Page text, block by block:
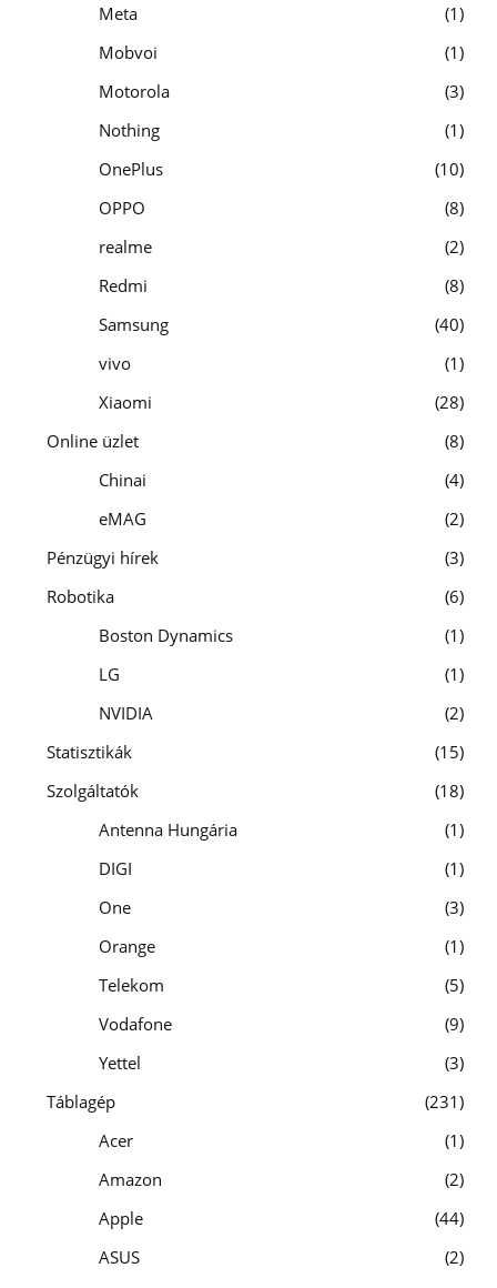
Meta
1
Mobvoi
1
Motorola
3
Nothing
1
OnePlus
10
OPPO
8
realme
2
Redmi
8
Samsung
40
vivo
1
Xiaomi
28
Online üzlet
8
Chinai
4
eMAG
2
Pénzügyi hírek
3
Robotika
6
Boston Dynamics
1
LG
1
NVIDIA
2
Statisztikák
15
Szolgáltatók
18
Antenna Hungária
1
DIGI
1
One
3
Orange
1
Telekom
5
Vodafone
9
Yettel
3
Táblagép
231
Acer
1
Amazon
2
Apple
44
ASUS
2